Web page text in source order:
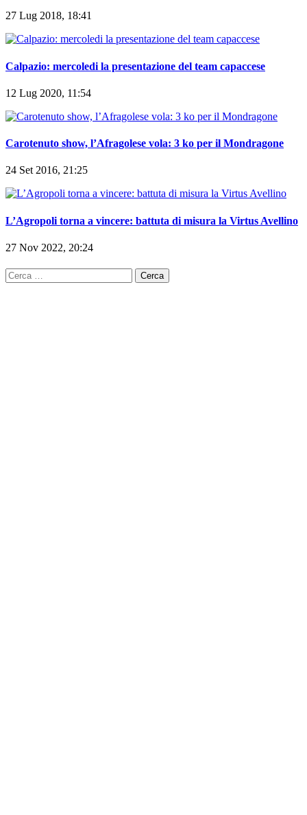
27 Lug 2018, 18:41
Calpazio: mercoledi la presentazione del team capaccese
12 Lug 2020, 11:54
Carotenuto show, l’Afragolese vola: 3 ko per il Mondragone
24 Set 2016, 21:25
L’Agropoli torna a vincere: battuta di misura la Virtus Avellino
27 Nov 2022, 20:24
Ricerca
per: